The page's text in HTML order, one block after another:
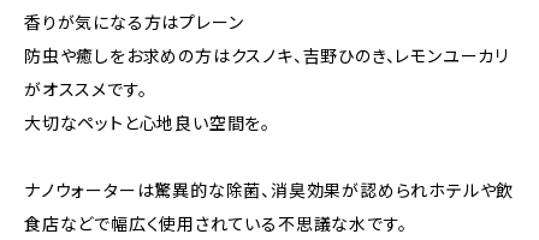
香りが気になる方はプレーン
防虫や癒しをお求めの方はクスノキ、吉野ひのき、レモンユーカリ
がオススメです。
大切なペットと心地良い空間を。
ナノウォーターは驚異的な除菌、消臭効果が認められホテルや飲
食店などで幅広く使用されている不思議な水です。